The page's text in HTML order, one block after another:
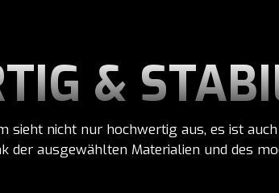
&
sieht nicht nur hochwertig aus, es ist
der ausgewählten Materialien und des